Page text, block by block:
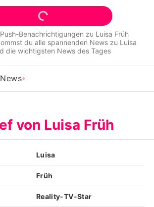
Jobs
App runterladen
Team
Impressum
Nutzungsbedingungen
Utiq verwalten
Benachrichtigungen zu Luisa Früh
du alle spannenden News zu Luisa
die wichtigsten News des Tages
News
von Luisa Früh
Luisa
Früh
Reality-TV-Star